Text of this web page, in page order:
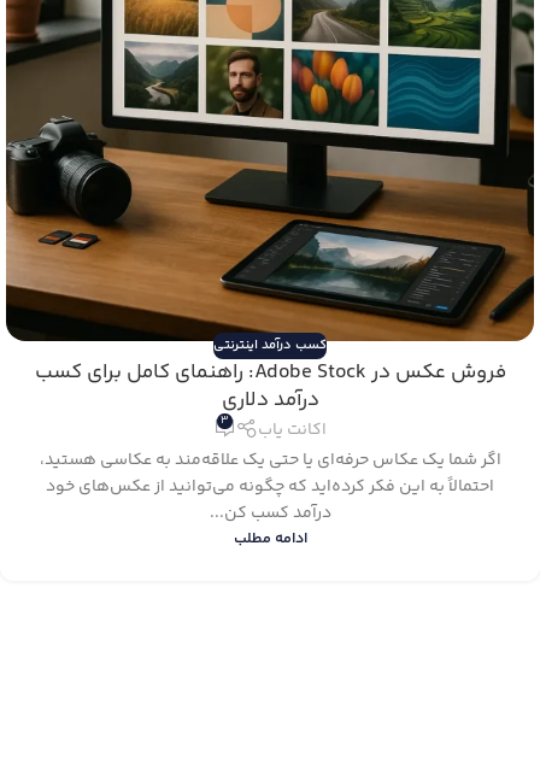
کسب درآمد اینترنتی
فروش عکس در Adobe Stock: راهنمای کامل برای کسب
درآمد دلاری
اکانت یاب 3
اگر شما یک عکاس حرفه‌ای یا حتی یک علاقه‌مند به عکاسی هستید،
احتمالاً به این فکر کرده‌اید که چگونه می‌توانید از عکس‌های خود
درآمد کسب کن...
ادامه مطلب